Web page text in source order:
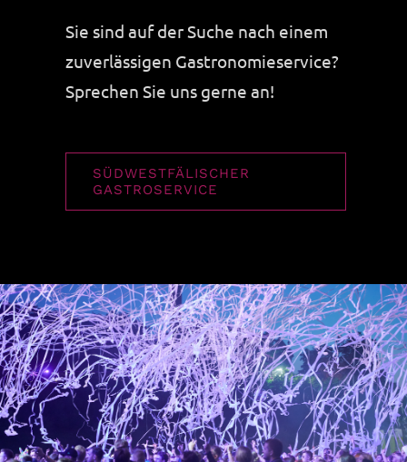
Sie sind auf der Suche nach einem
zuverlässigen Gastronomieservice?
Sprechen Sie uns gerne an!
SÜDWESTFÄLISCHER
GASTROSERVICE